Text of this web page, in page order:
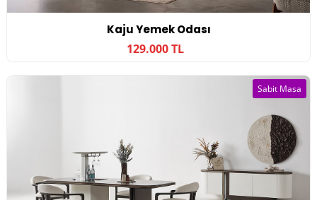
Kaju Yemek Odası
129.000 TL
Sabit Masa